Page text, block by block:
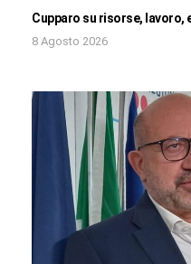
Cupparo su risorse, lavoro,
8 Agosto 2026